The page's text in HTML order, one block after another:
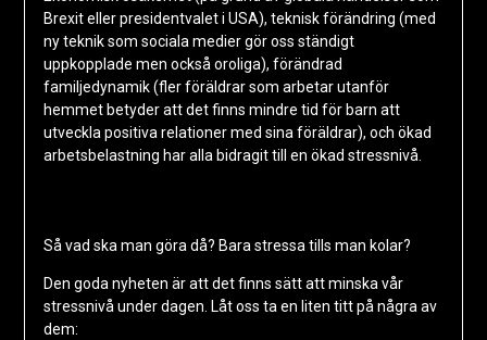
Brexit eller presidentvalet i USA), teknisk förändring (med
ny teknik som sociala medier gör oss ständigt
uppkopplade men också oroliga), förändrad
familjedynamik (fler föräldrar som arbetar utanför
hemmet betyder att det finns mindre tid för barn att
utveckla positiva relationer med sina föräldrar), och ökad
arbetsbelastning har alla bidragit till en ökad stressnivå.
Så vad ska man göra då? Bara stressa tills man kolar?
Den goda nyheten är att det finns sätt att minska vår
stressnivå under dagen. Låt oss ta en liten titt på några av
dem: